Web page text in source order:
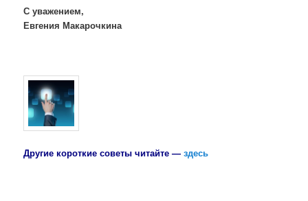
С уважением,
Евгения Макарочкина
Другие короткие советы читайте — здесь